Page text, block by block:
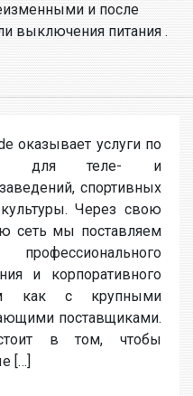
и после
выключения питания .
оказывает услуги по
для теле- и
спортивных
Через свою
сеть мы поставляем
и корпоративного
как с крупными
поставщиками.
в том, чтобы
[…]